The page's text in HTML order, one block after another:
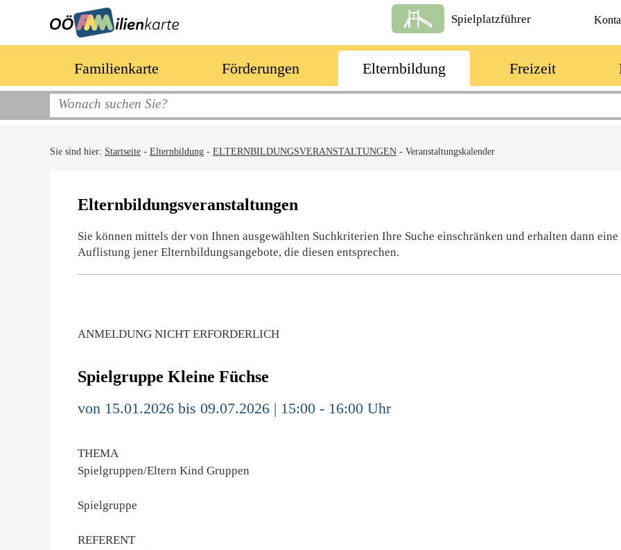
Spielplatzführer
Familienkarte Förderungen Elternbildung Freizeit
Sie sind hier: Startseite - Elternbildung - ELTERNBILDUNGSVERANSTALTUNGEN - Veranstaltungskalender
Elternbildungsveranstaltungen
Sie können mittels der von Ihnen ausgewählten Suchkriterien Ihre Suche einschränken und erhalten dann eine
Auflistung jener Elternbildungsangebote, die diesen entsprechen.
ANMELDUNG NICHT ERFORDERLICH
Spielgruppe Kleine Füchse
von 15.01.2026 bis 09.07.2026 | 15:00 - 16:00 Uhr
THEMA
Spielgruppen/Eltern Kind Gruppen
Spielgruppe
REFERENT